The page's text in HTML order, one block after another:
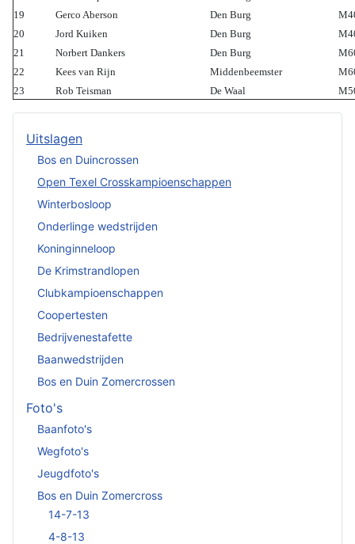
19
Gerco Aberson Den Burg
20
Jord Kuiken Den Burg
21
Norbert Dankers Den Burg
22
Kees van Rijn Middenbeemster
23
Rob Teisman De Waal
Uitslagen
Bos en Duincrossen
Open Texel Crosskampioenschappen
Winterbosloop
Onderlinge wedstrijden
Koninginneloop
De Krimstrandlopen
Clubkampioenschappen
Coopertesten
Bedrijvenestafette
Baanwedstrijden
Bos en Duin Zomercrossen
Foto's
Baanfoto's
Wegfoto's
Jeugdfoto's
Bos en Duin Zomercross
14-7-13
4-8-13